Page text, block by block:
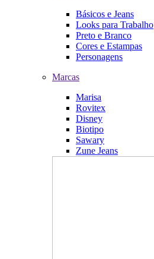
Básicos e Jeans
Looks para Trabalho
Preto e Branco
Cores e Estampas
Personagens
Marcas
Marisa
Rovitex
Disney
Biotipo
Sawary
Zune Jeans